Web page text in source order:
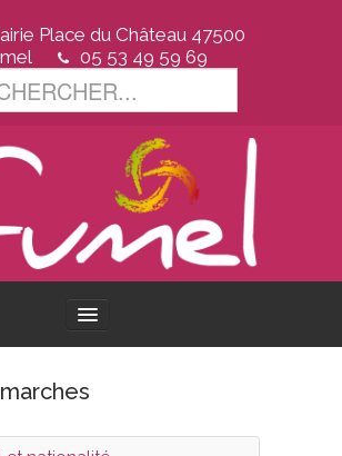
Place du Château 47500
05 53 49 59 69